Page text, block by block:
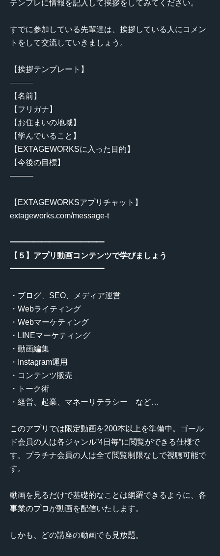
テンプレに情報を記入して挨拶をしてみてください。
すでに参加している先輩達は、挨拶している人にコメン
トをして交流していきましょう。
【挨拶テンプレート】
———
【名前】
【フリガナ】
【お住まいの地域】
【学んでいること】
【EXTAGEWORKSに入った目的】
【今後の目標】
———
【EXTAGEWORKSアプリチャット】
extageworks.com/message-t
━━━━━━━━━━━━
【５】アプリ動画コンテンツで学びましょう
━━━━━━━━━━━━
・ブログ、SEO、メディア運営
・Webライティング
・Webマーケティング
・LINEマーケティング
・動画編集
・Instagram運用
・コンテンツ販売
・トーク術
・経営、起業、マネーリテラシー など…
このアプリでは限定動画を200本以上を準備中。ゴール
ド会員の人は各ジャンル”4日毎”に閲覧ができる仕様で
す。プラチナ会員の人は全て閲覧制限なしで視聴可能で
す。
動画を見るだけで基礎的なことは網羅できるように、各
事業のプロが動画を配信いたします。
しかも、どの講座の動画でも見放題。